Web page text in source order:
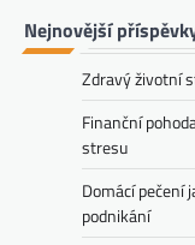
Nejnovější
Zdravý životní
Finanční
stresu
Domácí pečení
podnikání